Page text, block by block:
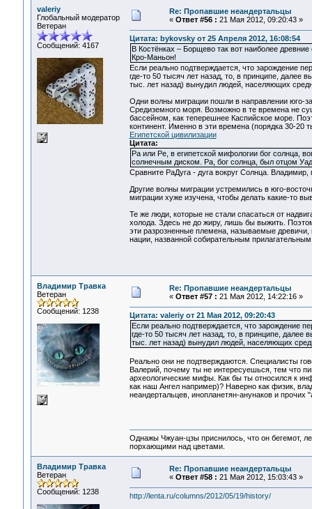
valeriy
Глобальный модератор
Ветеран
Сообщений: 4167
Re: Пропавшие неандертальцы
« Ответ #56 : 21 Мая 2012, 09:20:43 »
Цитата: bykovsky от 25 Апреля 2012, 16:08:54
В Костёнках – Борщево так вот наиболее
Кро-Маньон!
Если реально подтверждается, что зарождение
где-то 50 тысяч лет назад, то, в принципе, далее
тыс. лет назад) вынудил людей, населяющих
Одни волны миграции пошли в направлении юго-
Средиземного моря. Возможно в те времена не
бассейном, как теперешнее Каспийское море.
континент. Именно в эти времена (порядка 30-20
Египетской цивилизации
Цитата:
Ра или Ре, в египетской мифологии бог солнца,
солнечным диском. Ра, бог солнца, был отцом
Сравните РаДуга - дуга вокруг Солнца.
Другие волны миграции устремились в юго-
миграции хуже изучена, чтобы делать какие-то
Те же люди, которые не стали спасаться от
холода. Здесь не до жиру, лишь бы выжить.
эти разрозненные племена, называемые древичи,
нации, названной собирательным
Владимир Травка
Ветеран
Сообщений: 1238
Re: Пропавшие неандертальцы
« Ответ #57 : 21 Мая 2012, 14:22:16 »
Цитата: valeriy от 21 Мая 2012, 09:20:43
Если реально подтверждается, что зарождение
где-то 50 тысяч лет назад, то, в принципе, далее
тыс. лет назад) вынудил людей, населяющих
Реально они не подтверждаются. Специалисты
Валерий, почему ты не интересуешься, тем что
археологические мифы. Как бы ты относился к
как наш Ангел например)? Наверно как физик,
неандертальцев, инопланетян-анунаков и
Однажы Чжуан-цзы приснилось, что он бегемот,
порхающими над цветами.
Владимир Травка
Ветеран
Сообщений: 1238
Re: Пропавшие неандертальцы
« Ответ #58 : 21 Мая 2012, 15:03:43 »
http://lenta.ru/columns/2012/05/19/history/